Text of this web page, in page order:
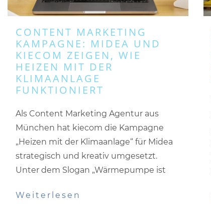
CONTENT MARKETING
KAMPAGNE: MIDEA UND
KIECOM ZEIGEN, WIE
HEIZEN MIT DER
KLIMAANLAGE
FUNKTIONIERT
Als Content Marketing Agentur aus
München hat kiecom die Kampagne
„Heizen mit der Klimaanlage“ für Midea
strategisch und kreativ umgesetzt.
Unter dem Slogan „Wärmepumpe ist
Weiterlesen